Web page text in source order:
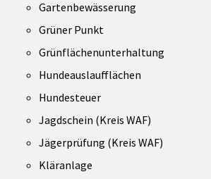
Gartenbewässerung
Grüner Punkt
Grünflächenunterhaltung
Hundeauslaufflächen
Hundesteuer
Jagdschein (Kreis WAF)
Jägerprüfung (Kreis WAF)
Kläranlage